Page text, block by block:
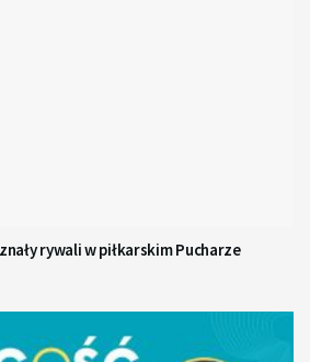
rywali w piłkarskim Pucharze